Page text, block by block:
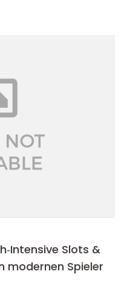
Slots &
modernen Spieler